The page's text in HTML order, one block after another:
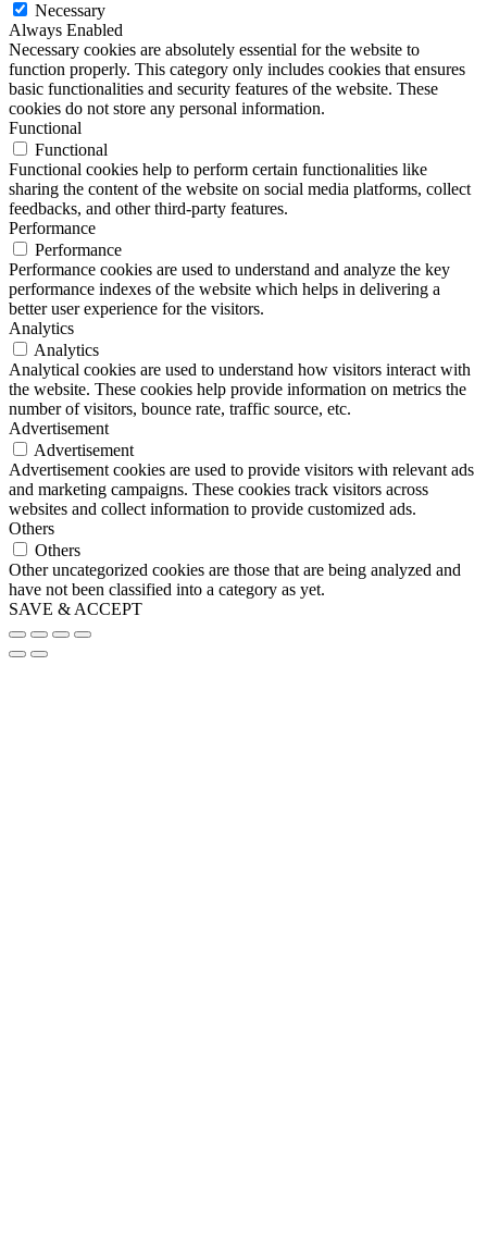
Necessary
Always Enabled
Necessary cookies are absolutely essential for the website to
function properly. This category only includes cookies that ensures
basic functionalities and security features of the website. These
cookies do not store any personal information.
Functional
Functional
Functional cookies help to perform certain functionalities like
sharing the content of the website on social media platforms, collect
feedbacks, and other third-party features.
Performance
Performance
Performance cookies are used to understand and analyze the key
performance indexes of the website which helps in delivering a
better user experience for the visitors.
Analytics
Analytics
Analytical cookies are used to understand how visitors interact with
the website. These cookies help provide information on metrics the
number of visitors, bounce rate, traffic source, etc.
Advertisement
Advertisement
Advertisement cookies are used to provide visitors with relevant ads
and marketing campaigns. These cookies track visitors across
websites and collect information to provide customized ads.
Others
Others
Other uncategorized cookies are those that are being analyzed and
have not been classified into a category as yet.
SAVE & ACCEPT